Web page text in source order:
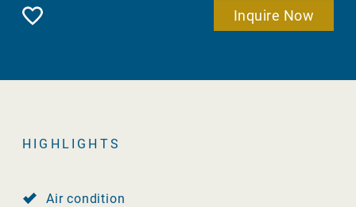
Remember Inquire Now
HIGHLIGHTS
Air condition